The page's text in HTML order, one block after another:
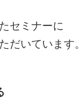
セミナーに
だいています。